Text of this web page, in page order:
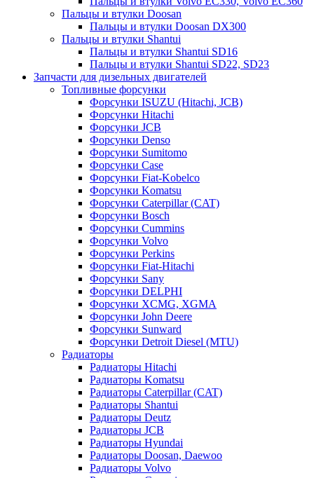
Пальцы и втулки Doosan
Пальцы и втулки Doosan DX300
Пальцы и втулки Shantui
Пальцы и втулки Shantui SD16
Пальцы и втулки Shantui SD22, SD23
Запчасти для дизельных двигателей
Топливные форсунки
Форсунки ISUZU (Hitachi, JCB)
Форсунки Hitachi
Форсунки JCB
Форсунки Denso
Форсунки Sumitomo
Форсунки Case
Форсунки Fiat-Kobelco
Форсунки Komatsu
Форсунки Caterpillar (CAT)
Форсунки Bosch
Форсунки Cummins
Форсунки Volvo
Форсунки Perkins
Форсунки Fiat-Hitachi
Форсунки Sany
Форсунки DELPHI
Форсунки XCMG, XGMA
Форсунки John Deere
Форсунки Sunward
Форсунки Detroit Diesel (MTU)
Радиаторы
Радиаторы Hitachi
Радиаторы Komatsu
Радиаторы Caterpillar (CAT)
Радиаторы Shantui
Радиаторы Deutz
Радиаторы JCB
Радиаторы Hyundai
Радиаторы Doosan, Daewoo
Радиаторы Volvo